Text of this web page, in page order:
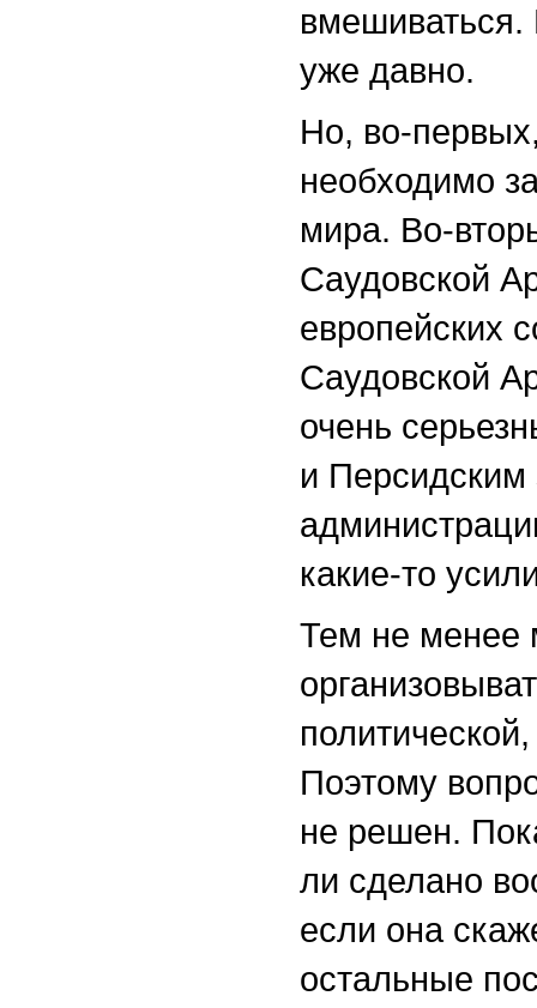
уже давно.
Но, во-
необходимо
мира. Во-
Саудовской
европейских
Саудовской
очень
и Персидским
какие-то
Тем не менее
Поэтому
не решен.
ли сделано
если она
остальные